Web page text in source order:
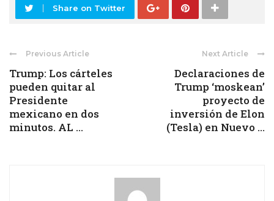
Share on Twitter
Previous Article
Trump: Los cárteles
pueden quitar al
Presidente
mexicano en dos
minutos. AL ...
Next Article
Declaraciones de
Trump ‘moskean’
proyecto de
inversión de Elon
(Tesla) en Nuevo ...